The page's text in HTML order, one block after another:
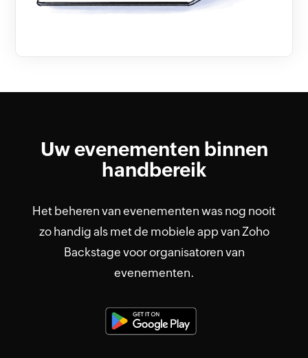
Uw evenementen binnen
handbereik
Het beheren van evenementen was nog nooit
zo handig als met de mobiele app van Zoho
Backstage voor organisatoren van
evenementen.